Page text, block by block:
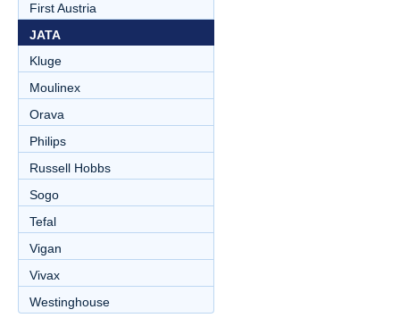
First Austria
JATA
Kluge
Moulinex
Orava
Philips
Russell Hobbs
Sogo
Tefal
Vigan
Vivax
Westinghouse